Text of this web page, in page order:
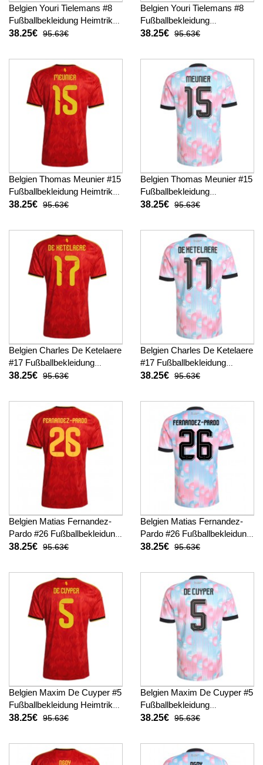
Belgien Youri Tielemans #8
Fußballbekleidung Heimtrikot
WM 2026 Kurzarm
38.25€ 95.63€
Belgien Youri Tielemans #8
Fußballbekleidung
Auswärtstrikot WM 2026
38.25€ 95.63€
Belgien Thomas Meunier #15
Fußballbekleidung Heimtrikot
WM 2026 Kurzarm
38.25€ 95.63€
Belgien Thomas Meunier #15
Fußballbekleidung
Auswärtstrikot WM 2026
38.25€ 95.63€
Belgien Charles De Ketelaere
#17 Fußballbekleidung
Heimtrikot WM 2026
38.25€ 95.63€
Belgien Charles De Ketelaere
#17 Fußballbekleidung
Auswärtstrikot WM 2026
38.25€ 95.63€
Belgien Matias Fernandez-
Pardo #26 Fußballbekleidung
Heimtrikot WM 2026
38.25€ 95.63€
Belgien Matias Fernandez-
Pardo #26 Fußballbekleidung
Auswärtstrikot WM 2026
38.25€ 95.63€
Belgien Maxim De Cuyper #5
Fußballbekleidung Heimtrikot
WM 2026 Kurzarm
38.25€ 95.63€
Belgien Maxim De Cuyper #5
Fußballbekleidung
Auswärtstrikot WM 2026
38.25€ 95.63€